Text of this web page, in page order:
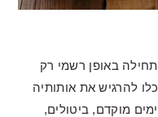
באופן רשמי רק
להרגיש את אותותיה
מוקדם, ביטולים,